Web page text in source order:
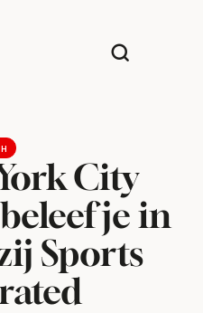
City
je in
Sports